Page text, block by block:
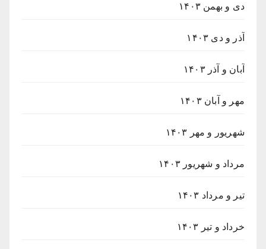
دی و بهمن ۱۴۰۳
آذر و دی ۱۴۰۳
آبان و آذر ۱۴۰۳
مهر و آبان ۱۴۰۳
شهریور و مهر ۱۴۰۳
مرداد و شهریور ۱۴۰۳
تیر و مرداد ۱۴۰۳
خرداد و تیر ۱۴۰۳